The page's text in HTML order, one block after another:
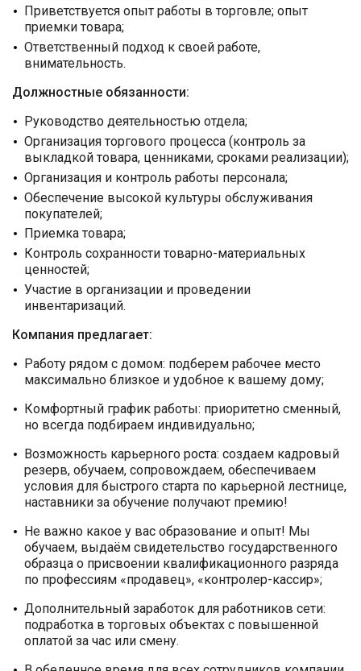
Приветствуется опыт работы в торговле; опыт
приемки товара;
Ответственный подход к своей работе,
внимательность.
Должностные обязанности:
Руководство деятельностью отдела;
Организация торгового процесса (контроль за
выкладкой товара, ценниками, сроками реализации);
Организация и контроль работы персонала;
Обеспечение высокой культуры обслуживания
покупателей;
Приемка товара;
Контроль сохранности товарно-материальных
ценностей;
Участие в организации и проведении
инвентаризаций.
Компания предлагает:
Работу рядом с домом: подберем рабочее место
максимально близкое и удобное к вашему дому;
Комфортный график работы: приоритетно сменный,
но всегда подбираем индивидуально;
Возможность карьерного роста: создаем кадровый
резерв, обучаем, сопровождаем, обеспечиваем
условия для быстрого старта по карьерной лестнице,
наставники за обучение получают премию!
Не важно какое у вас образование и опыт! Мы
обучаем, выдаём свидетельство государственного
образца о присвоении квалификационного разряда
по профессиям «продавец», «контролер-кассир»;
Дополнительный заработок для работников сети:
подработка в торговых объектах с повышенной
оплатой за час или смену.